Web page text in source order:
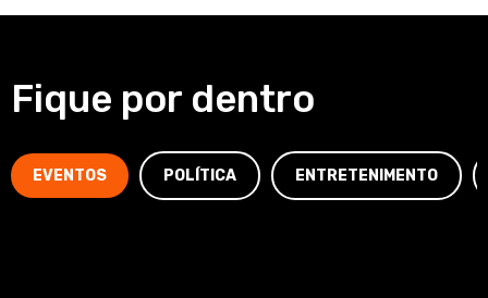
Fique por dentro
EVENTOS POLÍTICA ENTRETENIMENTO